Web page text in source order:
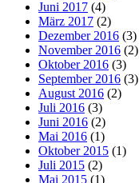
Juni 2017 (4)
März 2017 (2)
Dezember 2016 (3)
November 2016 (2)
Oktober 2016 (3)
September 2016 (3)
August 2016 (2)
Juli 2016 (3)
Juni 2016 (2)
Mai 2016 (1)
Oktober 2015 (1)
Juli 2015 (2)
Mai 2015 (1)